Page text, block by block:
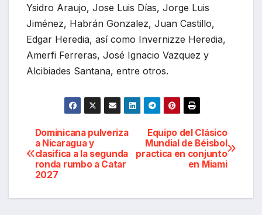
Ysidro Araujo, Jose Luis Días, Jorge Luis
Jiménez, Habrán Gonzalez, Juan Castillo,
Edgar Heredia, así como Invernizze Heredia,
Amerfi Ferreras, José Ignacio Vazquez y
Alcibiades Santana, entre otros.
Navegación
de
entradas
Equipo del Clásico
Mundial de Béisbol
practica en conjunto
en Miami
Dominicana pulveriza
a Nicaragua y
clasifica a la segunda
ronda rumbo a Catar
2027